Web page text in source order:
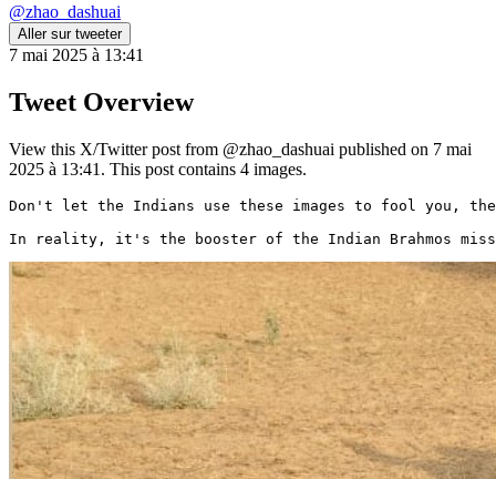
@zhao_dashuai
Aller sur tweeter
7 mai 2025 à 13:41
Tweet Overview
View this X/Twitter post from @zhao_dashuai published on 7 mai
2025 à 13:41. This post contains 4 images.
Don't let the Indians use these images to fool you,
In reality, it's the booster of the Indian Brahmos